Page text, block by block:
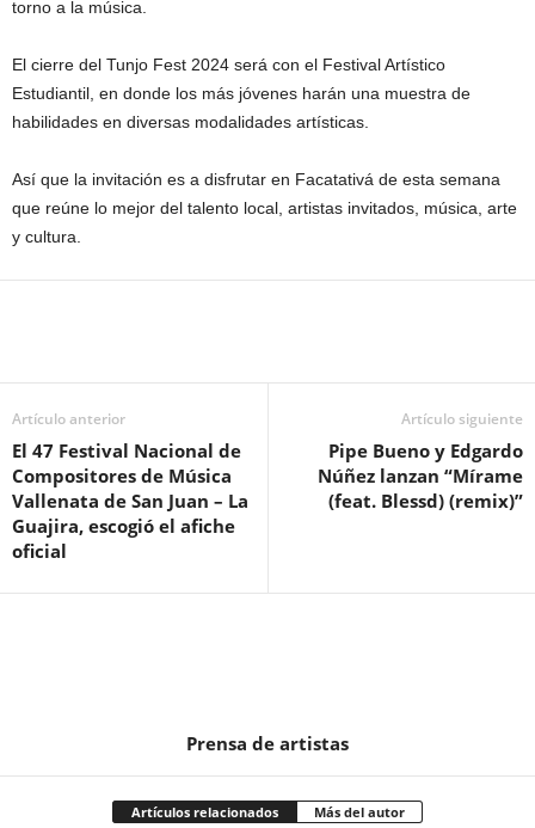
torno a la música.
El cierre del Tunjo Fest 2024 será con el Festival Artístico
Estudiantil, en donde los más jóvenes harán una muestra de
habilidades en diversas modalidades artísticas.
Así que la invitación es a disfrutar en Facatativá de esta semana
que reúne lo mejor del talento local, artistas invitados, música, arte
y cultura.
Artículo anterior
El 47 Festival Nacional de
Compositores de Música
Vallenata de San Juan – La
Guajira, escogió el afiche
oficial
Artículo siguiente
Pipe Bueno y Edgardo
Núñez lanzan “Mírame
(feat. Blessd) (remix)”
Prensa de artistas
Artículos relacionados Más del autor